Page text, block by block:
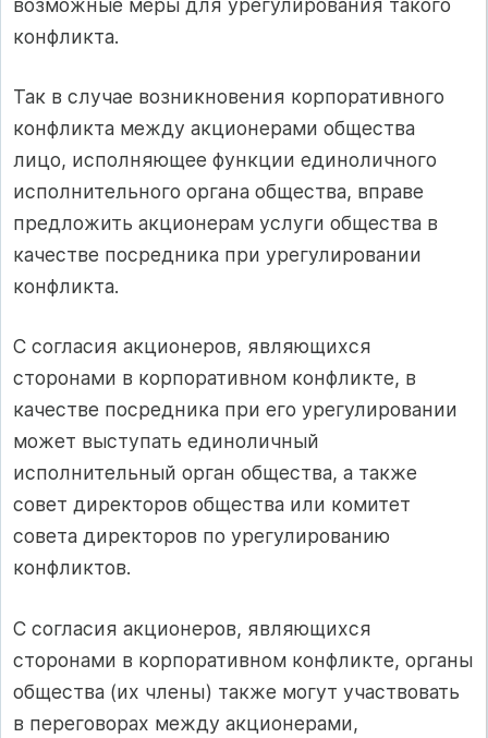
конфликта.
Так в случае возникновения корпоративного
конфликта между акционерами общества
лицо, исполняющее функции единоличного
исполнительного органа общества, вправе
предложить акционерам услуги общества в
качестве посредника при урегулировании
конфликта.
С согласия акционеров, являющихся
сторонами в корпоративном конфликте, в
качестве посредника при его урегулировании
может выступать единоличный
исполнительный орган общества, а также
совет директоров общества или комитет
совета директоров по урегулированию
конфликтов.
С согласия акционеров, являющихся
сторонами в корпоративном конфликте, органы
общества (их члены) также могут участвовать
в переговорах между акционерами,